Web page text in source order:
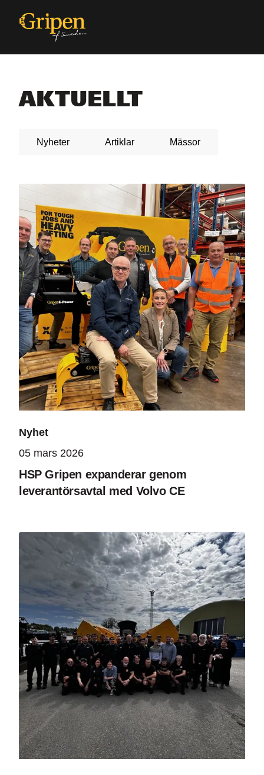
AKTUELLT
Nyheter Artiklar Mässor
Nyhet
05 mars 2026
HSP Gripen expanderar genom
leverantörsavtal med Volvo CE